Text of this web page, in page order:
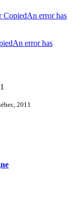
CopiedAn error has
An error has
2011